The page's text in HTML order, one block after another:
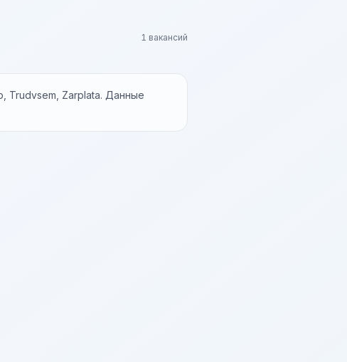
1 вакансий
Trudvsem, Zarplata. Данные